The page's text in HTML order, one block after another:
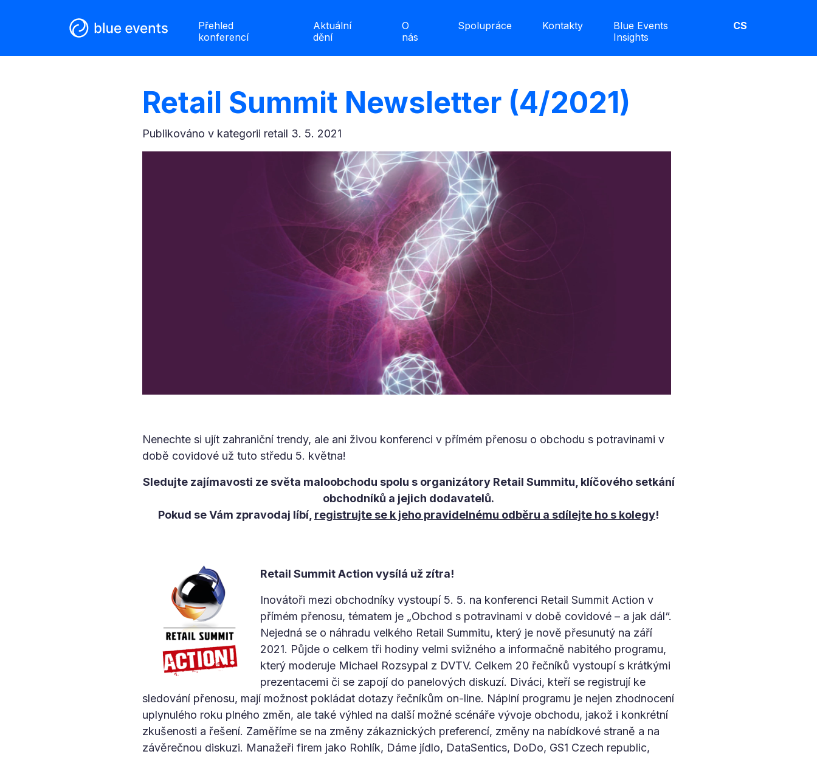
Přehled
konferencí
Aktuální
dění
O
nás
Spolupráce Kontakty
Blue Events
Insights
CS
Retail Summit Newsletter (4/2021)
Publikováno v kategorii retail 3. 5. 2021
Nenechte si ujít zahraniční trendy, ale ani živou konferenci v přímém přenosu o obchodu s potravinami v
době covidové už tuto středu 5. května!
Sledujte zajímavosti ze světa maloobchodu spolu s organizátory Retail Summitu, klíčového setkání
obchodníků a jejich dodavatelů.
Pokud se Vám zpravodaj líbí, registrujte se k jeho pravidelnému odběru a sdílejte ho s kolegy!
Retail Summit Action vysílá už zítra!
Inovátoři mezi obchodníky vystoupí 5. 5. na konferenci Retail Summit Action v
přímém přenosu, tématem je „Obchod s potravinami v době covidové – a jak dál“.
Nejedná se o náhradu velkého Retail Summitu, který je nově přesunutý na září
2021. Půjde o celkem tři hodiny velmi svižného a informačně nabitého programu,
který moderuje Michael Rozsypal z DVTV. Celkem 20 řečníků vystoupí s krátkými
prezentacemi či se zapojí do panelových diskuzí. Diváci, kteří se registrují ke
sledování přenosu, mají možnost pokládat dotazy řečníkům on-line. Náplní programu je nejen zhodnocení
uplynulého roku plného změn, ale také výhled na další možné scénáře vývoje obchodu, jakož i konkrétní
zkušenosti a řešení. Zaměříme se na změny zákaznických preferencí, změny na nabídkové straně a na
závěrečnou diskuzi. Manažeři firem jako Rohlík, Dáme jídlo, DataSentics, DoDo, GS1 Czech republic,